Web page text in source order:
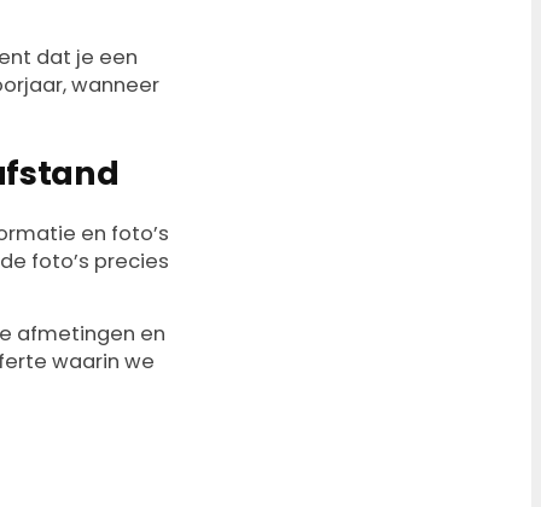
dat je een
wanneer
en foto’s
foto’s precies
afmetingen en
waarin we